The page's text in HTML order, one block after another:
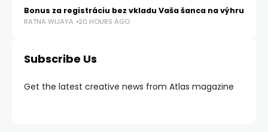
Bonus za registráciu bez vkladu Vaša šanca na výhru
RATNA WIJAYA 20 HOURS AGO
Subscribe Us
Get the latest creative news from Atlas magazine